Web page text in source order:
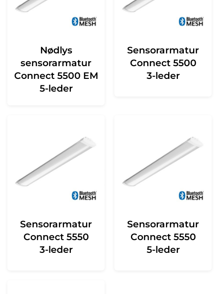
Nødlys
sensorarmatur
Connect 5500 EM
5-leder
Sensorarmatur
Connect 5500
3-leder
Sensorarmatur
Connect 5550
3-leder
Sensorarmatur
Connect 5550
5-leder